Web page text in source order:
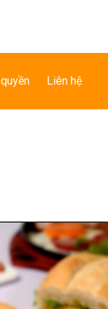
Liên hệ